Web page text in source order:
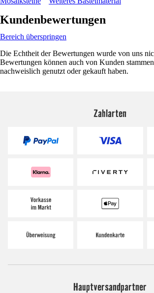
Kundenbewertungen
Bereich überspringen
Die Echtheit der Bewertungen wurde von uns
Bewertungen können auch von Kunden
nachweislich genutzt oder gekauft haben.
Zahlarten
Hauptversandpartner